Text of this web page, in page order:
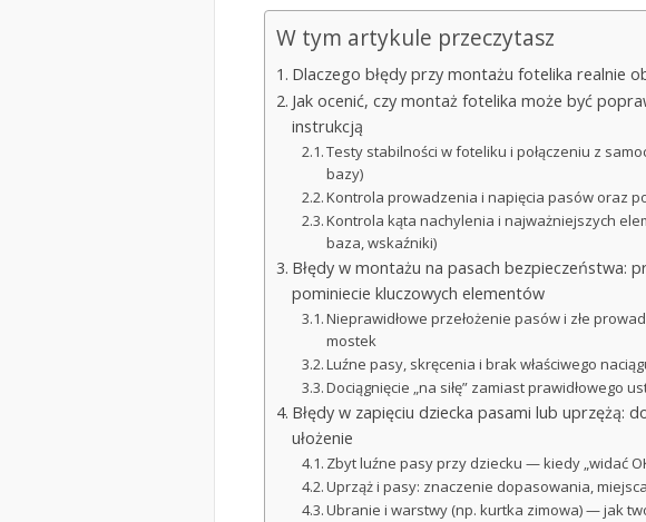
W tym artykule przeczytasz
Dlaczego błędy przy montażu fotelika realnie
Jak ocenić, czy montaż fotelika może być
instrukcją
Testy stabilności w foteliku i połączeniu z
bazy)
Kontrola prowadzenia i napięcia pasów oraz
Kontrola kąta nachylenia i najważniejszych
baza, wskaźniki)
Błędy w montażu na pasach bezpieczeństwa:
pominiecie kluczowych elementów
Nieprawidłowe przełożenie pasów i złe
mostek
Luźne pasy, skręcenia i brak właściwego
Dociągnięcie „na siłę” zamiast prawidłowego
Błędy w zapięciu dziecka pasami lub uprzężą:
ułożenie
Zbyt luźne pasy przy dziecku — kiedy „widać
Uprząż i pasy: znaczenie dopasowania,
Ubranie i warstwy (np. kurtka zimowa) — jak